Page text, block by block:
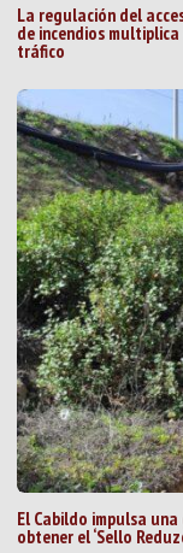
La regulación del
de incendios
tráfico
El Cabildo impulsa
obtener el ‘Sello